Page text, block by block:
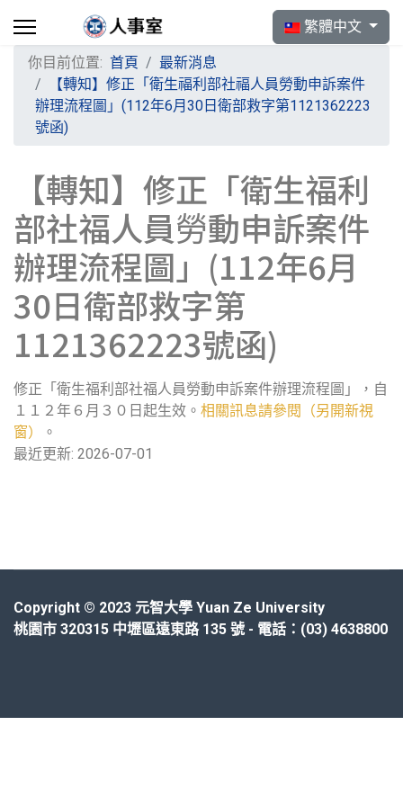
選擇你的語言
繁體中文
你目前位置: 首頁
最新消息
【轉知】修正「衛生福利部社福人員勞動申訴案件
辦理流程圖」(112年6月30日衛部救字第1121362223
號函)
【轉知】修正「衛生福利
部社福人員勞動申訴案件
辦理流程圖」(112年6月
30日衛部救字第
1121362223號函)
修正「衛生福利部社福人員勞動申訴案件辦理流程圖」，自
１１２年６月３０日起生效。 相關訊息請參閱（另開新視
窗）
。
最近更新: 2026-07-01
Copyright © 2023 元智大學 Yuan Ze University
桃園市 320315 中壢區遠東路 135 號 - 電話：(03) 4638800